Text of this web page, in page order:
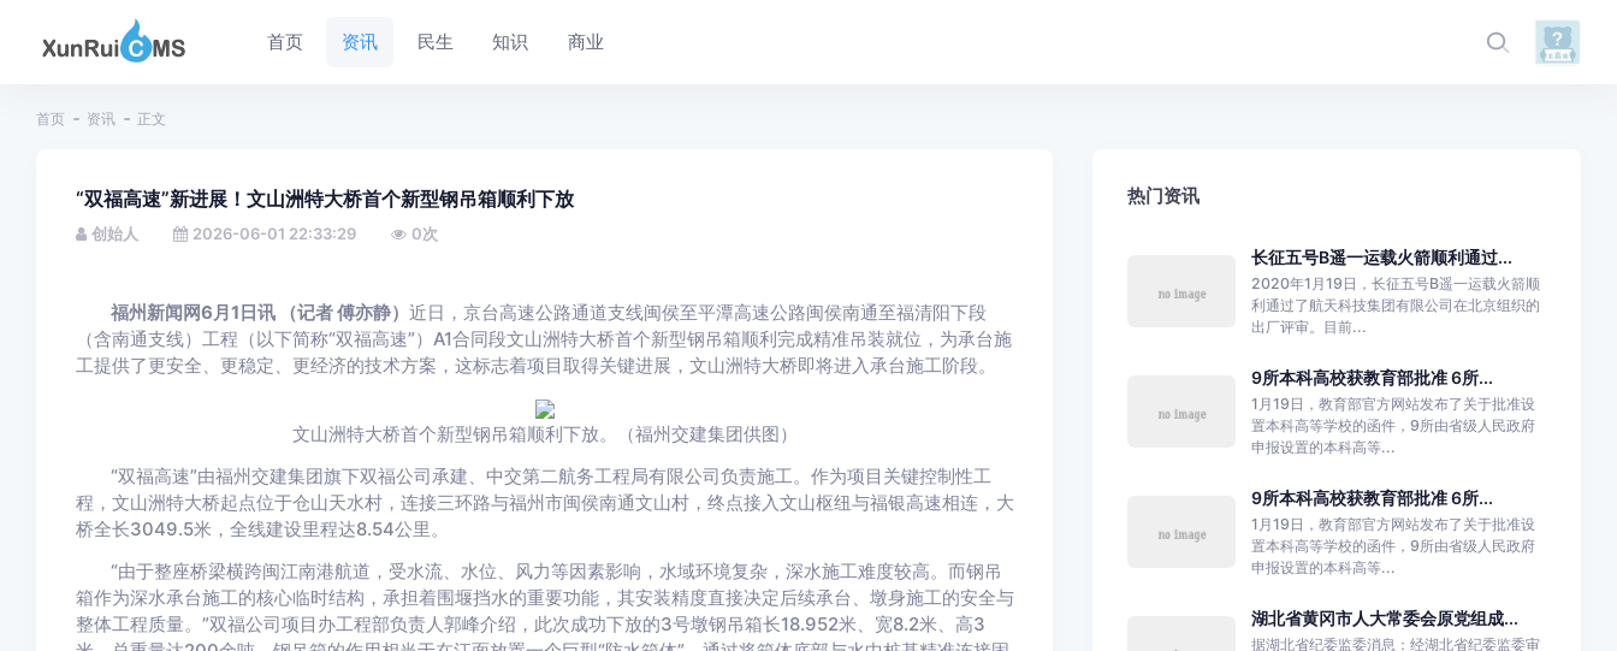
首页 资讯 民生 知识 商业
首页 资讯 正文
“双福高速”新进展！文山洲特大桥首个新型钢吊箱顺利下放
创始人 2026-06-01 22:33:29 0次
福州新闻网6月1日讯 （记者 傅亦静）近日，京台高速公路通道支线闽侯至平潭高速公路闽侯南通至福清阳下段
（含南通支线）工程（以下简称“双福高速”）A1合同段文山洲特大桥首个新型钢吊箱顺利完成精准吊装就位，为承台施
工提供了更安全、更稳定、更经济的技术方案，这标志着项目取得关键进展，文山洲特大桥即将进入承台施工阶段。
文山洲特大桥首个新型钢吊箱顺利下放。（福州交建集团供图）
“双福高速”由福州交建集团旗下双福公司承建、中交第二航务工程局有限公司负责施工。作为项目关键控制性工
程，文山洲特大桥起点位于仓山天水村，连接三环路与福州市闽侯南通文山村，终点接入文山枢纽与福银高速相连，大
桥全长3049.5米，全线建设里程达8.54公里。
“由于整座桥梁横跨闽江南港航道，受水流、水位、风力等因素影响，水域环境复杂，深水施工难度较高。而钢吊
箱作为深水承台施工的核心临时结构，承担着围堰挡水的重要功能，其安装精度直接决定后续承台、墩身施工的安全与
整体工程质量。”双福公司项目办工程部负责人郭峰介绍，此次成功下放的3号墩钢吊箱长18.952米、宽8.2米、高3
热门资讯
长征五号B遥一运载火箭顺利通过...
2020年1月19日，长征五号B遥一运载火箭顺
利通过了航天科技集团有限公司在北京组织的
出厂评审。目前...
9所本科高校获教育部批准 6所...
1月19日，教育部官方网站发布了关于批准设
置本科高等学校的函件，9所由省级人民政府
申报设置的本科高等...
9所本科高校获教育部批准 6所...
1月19日，教育部官方网站发布了关于批准设
置本科高等学校的函件，9所由省级人民政府
申报设置的本科高等...
湖北省黄冈市人大常委会原党组成...
据湖北省纪委监委消息：经湖北省纪委监委审